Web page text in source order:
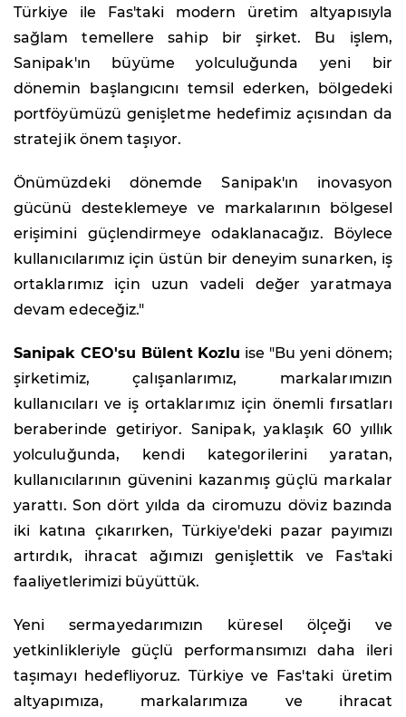
Türkiye ile Fas'taki modern üretim altyapısıyla
sağlam temellere sahip bir şirket. Bu işlem,
Sanipak'ın büyüme yolculuğunda yeni bir
dönemin başlangıcını temsil ederken, bölgedeki
portföyümüzü genişletme hedefimiz açısından da
stratejik önem taşıyor.
Önümüzdeki dönemde Sanipak'ın inovasyon
gücünü desteklemeye ve markalarının bölgesel
erişimini güçlendirmeye odaklanacağız. Böylece
kullanıcılarımız için üstün bir deneyim sunarken, iş
ortaklarımız için uzun vadeli değer yaratmaya
devam edeceğiz."
Sanipak CEO'su Bülent Kozlu ise "Bu yeni dönem;
şirketimiz, çalışanlarımız, markalarımızın
kullanıcıları ve iş ortaklarımız için önemli fırsatları
beraberinde getiriyor. Sanipak, yaklaşık 60 yıllık
yolculuğunda, kendi kategorilerini yaratan,
kullanıcılarının güvenini kazanmış güçlü markalar
yarattı. Son dört yılda da ciromuzu döviz bazında
iki katına çıkarırken, Türkiye'deki pazar payımızı
artırdık, ihracat ağımızı genişlettik ve Fas'taki
faaliyetlerimizi büyüttük.
Yeni sermayedarımızın küresel ölçeği ve
yetkinlikleriyle güçlü performansımızı daha ileri
taşımayı hedefliyoruz. Türkiye ve Fas'taki üretim
altyapımıza, markalarımıza ve ihracat